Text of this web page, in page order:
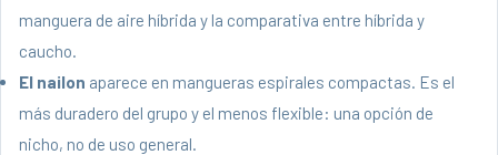
manguera de aire híbrida y la comparativa entre híbrida y
caucho.
El nailon aparece en mangueras espirales compactas. Es el
más duradero del grupo y el menos flexible: una opción de
nicho, no de uso general.